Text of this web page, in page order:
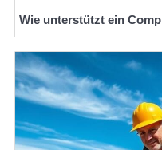
Wie unterstützt ein